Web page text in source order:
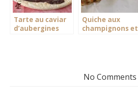
Tarte au caviar
d’aubergines
Quiche aux
champignons et
No Comments